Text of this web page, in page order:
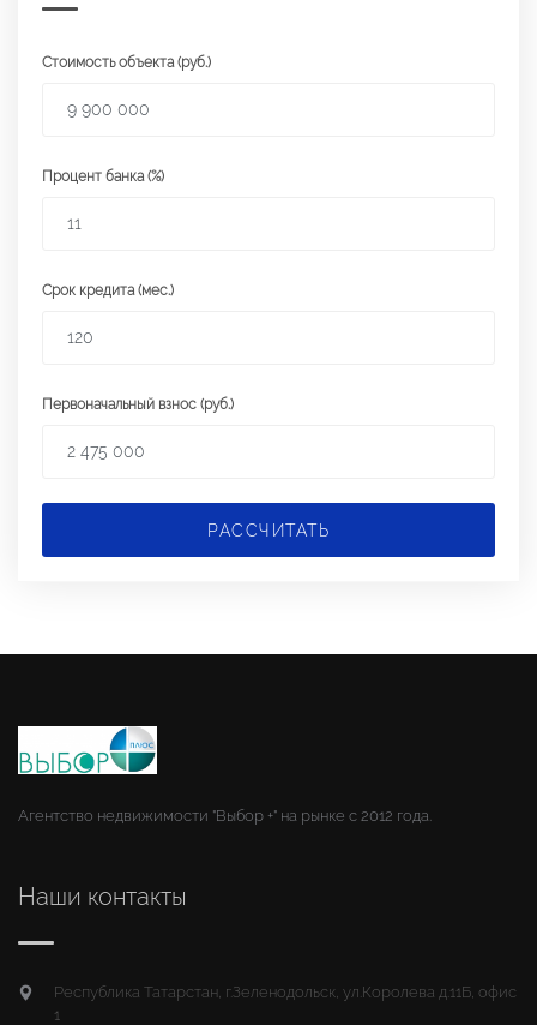
Стоимость объекта (руб.)
Процент банка (%)
Срок кредита (мес.)
Первоначальный взнос (руб.)
РАССЧИТАТЬ
Агентство недвижимости "Выбор +" на рынке с 2012 года.
Наши контакты
Республика Татарстан, г.Зеленодольск, ул.Королева д.11Б, офис
1